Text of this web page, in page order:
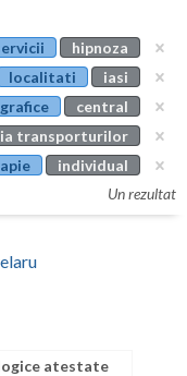
hipnoza
localitati
iasi
central
transporturilor
individual
Un rezultat
atestate